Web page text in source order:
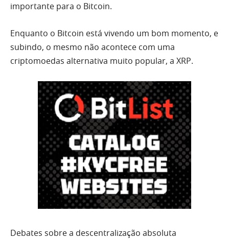
importante para o Bitcoin.
Enquanto o Bitcoin está vivendo um bom momento, e
subindo, o mesmo não acontece com uma
criptomoedas alternativa muito popular, a XRP.
Debates sobre a descentralização absoluta